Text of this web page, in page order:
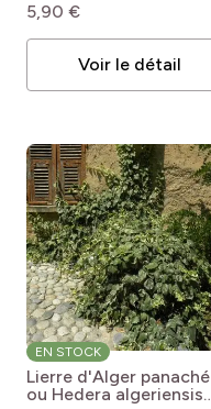
5,90 €
Voir le détail
EN STOCK
Lierre d'Alger panaché
ou Hedera algeriensis